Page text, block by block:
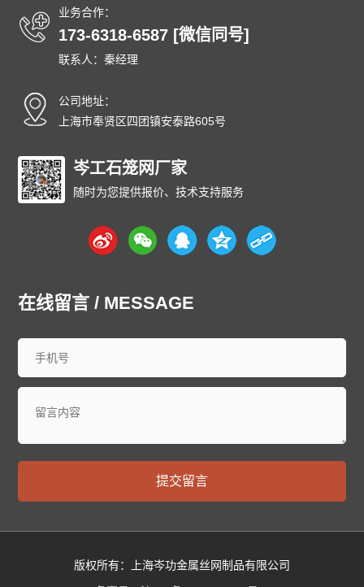
业务合作：
173-6318-6587 [微信同号]
联系人：秦经理
公司地址：
上海市奉贤区四团镇安泰路605号
岑工石笼网厂家
随时为您提供报价、技术支持服务
在线留言 / MESSAGE
提交留言
版权所有：上海岑功金属丝网制品有限公司